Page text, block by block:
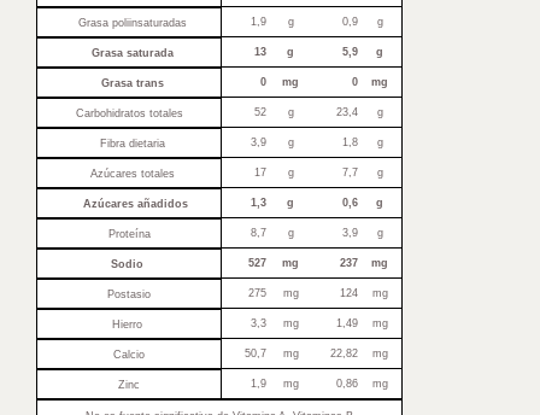
Grasa poliinsaturadas 1,9 g 0,9 g
Grasa saturada 13 g 5,9 g
Grasa trans 0 mg 0 mg
Carbohidratos totales 52 g 23,4 g
Fibra dietaria 3,9 g 1,8 g
Azúcares totales 17 g 7,7 g
Azúcares añadidos 1,3 g 0,6 g
Proteína 8,7 g 3,9 g
Sodio 527 mg 237 mg
Postasio 275 mg 124 mg
Hierro 3,3 mg 1,49 mg
Calcio 50,7 mg 22,82 mg
Zinc 1,9 mg 0,86 mg